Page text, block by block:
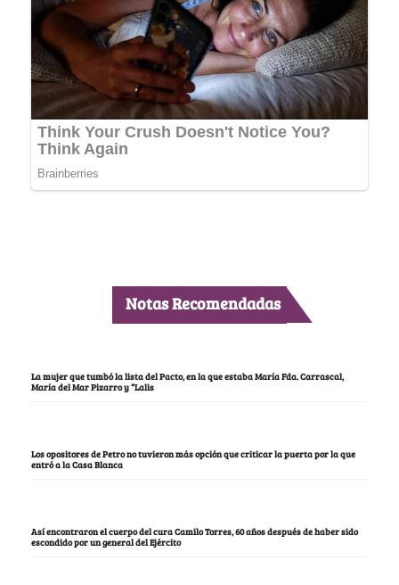
Notas Recomendadas
La mujer que tumbó la lista del Pacto, en la que estaba María Fda. Carrascal,
María del Mar Pizarro y “Lalis
Los opositores de Petro no tuvieron más opción que criticar la puerta por la que
entró a la Casa Blanca
Así encontraron el cuerpo del cura Camilo Torres, 60 años después de haber sido
escondido por un general del Ejército